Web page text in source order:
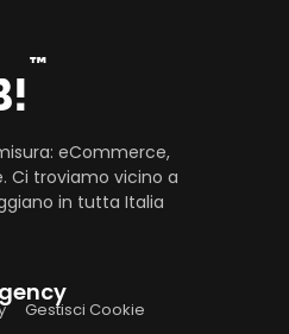
™
eCommerce,
Ci troviamo vicino a
in tutta Italia
Gestisci Cookie